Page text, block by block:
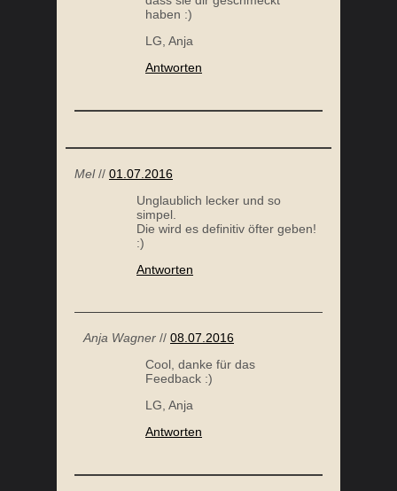
haben :)
LG, Anja
Antworten
Mel// 01.07.2016
Unglaublich lecker und so
simpel.
Die wird es definitiv öfter geben!
:)
Antworten
Anja Wagner // 08.07.2016
Cool, danke für das
Feedback :)
LG, Anja
Antworten